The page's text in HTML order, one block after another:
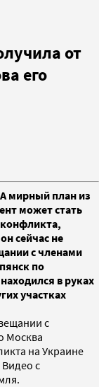
от
его
мирный план из
может стать
сейчас не
с членами
по
в руках
участках
с
Москва
на Украине
с